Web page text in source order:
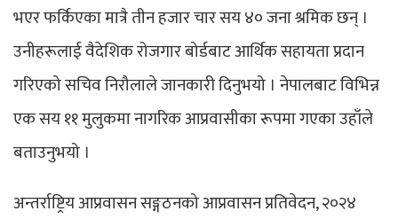
भएर फर्किएका मात्रै तीन हजार चार सय ४० जना श्रमिक छन् ।
उनीहरूलाई वैदेशिक रोजगार बोर्डबाट आर्थिक सहायता प्रदान
गरिएको सचिव निरौलाले जानकारी दिनुभयो । नेपालबाट विभिन्न
एक सय ११ मुलुकमा नागरिक आप्रवासीका रूपमा गएका उहाँले
बताउनुभयो ।
अन्तर्राष्ट्रिय आप्रवासन सङ्गठनको आप्रवासन प्रतिवेदन, २०२४